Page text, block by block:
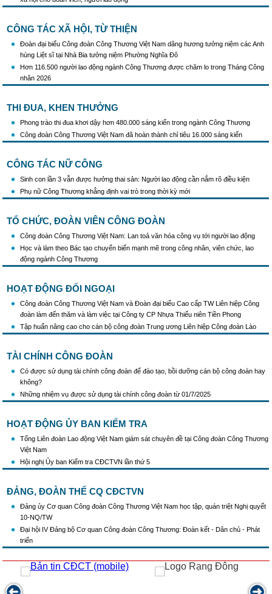
trái phép thuốc lá trong tình hình mới
CÔNG TÁC XÃ HỘI, TỪ THIỆN
Đoàn đại biểu Công đoàn Công Thương Việt Nam dâng hương tưởng niệm các Anh
hùng Liệt sĩ tại Nhà Bia tưởng niệm Phường Nghĩa Đô
Hơn 116.500 người lao động ngành Công Thương được chăm lo trong Tháng Công
nhân 2026
THI ĐUA, KHEN THƯỞNG
Phong trào thi đua khơi dậy hơn 480.000 sáng kiến trong ngành Công Thương
Công đoàn Công Thương Việt Nam đã hoàn thành chỉ tiêu 16.000 sáng kiến
CÔNG TÁC NỮ CÔNG
Sinh con lần 3 vẫn được hưởng thai sản: Người lao động cần nắm rõ điều kiện
Phụ nữ Công Thương khẳng định vai trò trong thời kỳ mới
TỔ CHỨC, ĐOÀN VIÊN CÔNG ĐOÀN
Công đoàn Công Thương Việt Nam: Lan toả văn hóa công vụ tới người lao động
Học và làm theo Bác tạo chuyển biến mạnh mẽ trong công nhân, viên chức, lao
động ngành Công Thương
HOẠT ĐỘNG ĐỐI NGOẠI
Công đoàn Công Thương Việt Nam và Đoàn đại biểu Cao cấp TW Liên hiệp Công
đoàn làm đến thăm và làm việc tại Công ty CP Nhựa Thiếu niên Tiền Phong
Tập huấn nâng cao cho cán bộ công đoàn Trung ương Liên hiệp Công đoàn Lào
TÀI CHÍNH CÔNG ĐOÀN
Có được sử dụng tài chính công đoàn để đào tạo, bồi dưỡng cán bộ công đoàn hay
không?
Những nhiệm vụ được sử dụng tài chính công đoàn từ 01/7/2025
HOẠT ĐỘNG ỦY BAN KIỂM TRA
Tổng Liên đoàn Lao động Việt Nam giám sát chuyên đề tại Công đoàn Công Thương
Việt Nam
Hội nghị Ủy ban Kiểm tra CĐCTVN lần thứ 5
ĐẢNG, ĐOÀN THỂ CQ CĐCTVN
Đảng ủy Cơ quan Công đoàn Công Thương Việt Nam học tập, quán triệt Nghị quyết
10-NQ/TW
Đại hội IV Đảng bộ Cơ quan Công đoàn Công Thương: Đoàn kết - Dân chủ - Phát
triển